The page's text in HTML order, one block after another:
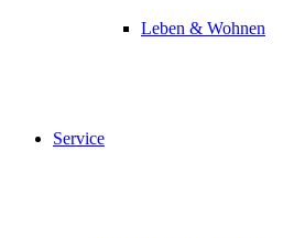
Leben & Wohnen
Service